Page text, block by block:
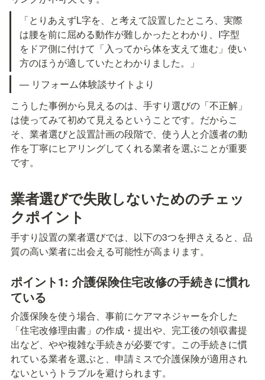
「とりあえずL字を、と考えて設置したところ、実際
は腰を前に屈める動作が難しかったとわかり、I字型
をドア側に付けて「入ってから体を支えて進む」使い
方のほうが適していたとわかりました。」
— リフォーム体験談サイトより
こうした事例から見えるのは、手すり選びの「不正解」
は使ってみて初めて見えるということです。だからこ
そ、業者選びと設置計画の段階で、使う人と介護者の動
作を丁寧にヒアリングしてくれる業者を選ぶことが重要
です。
業者選びで失敗しないためのチェッ
クポイント
手すり設置の業者選びでは、以下の3つを押さえると、品
質の高い業者に出会える可能性が高まります。
ポイント1: 介護保険住宅改修の手続きに慣れ
ている
介護保険を使う場合、事前にケアマネジャーを介した
「住宅改修理由書」の作成・提出や、完工後の領収書提
出など、やや複雑な手続きが必要です。この手続きに慣
れている業者を選ぶと、申請ミスで介護保険が適用され
ないというトラブルを避けられます。